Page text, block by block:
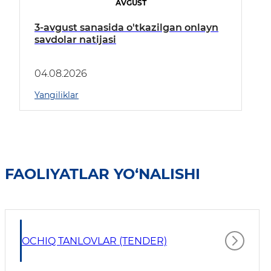
AVGUST
3-avgust sanasida o'tkazilgan onlayn
savdolar natijasi
04.08.2026
Yangiliklar
FAOLIYATLAR YO‘NALISHI
OCHIQ TANLOVLAR (TENDER)